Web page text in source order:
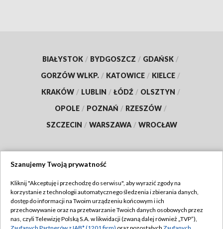
BIAŁYSTOK / BYDGOSZCZ / GDAŃSK /
GORZÓW WLKP. / KATOWICE / KIELCE /
KRAKÓW / LUBLIN / ŁÓDŹ / OLSZTYN /
OPOLE / POZNAŃ / RZESZÓW /
SZCZECIN / WARSZAWA / WROCŁAW
TVP
Abonament TVP
Emisja w TVP
Regulamin TVP
Szanujemy Twoją prywatność
Kliknij "Akceptuję i przechodzę do serwisu", aby wyrazić zgody na
korzystanie z technologii automatycznego śledzenia i zbierania danych,
dostęp do informacji na Twoim urządzeniu końcowym i ich
przechowywanie oraz na przetwarzanie Twoich danych osobowych przez
nas, czyli Telewizję Polską S.A. w likwidacji (zwaną dalej również „TVP”),